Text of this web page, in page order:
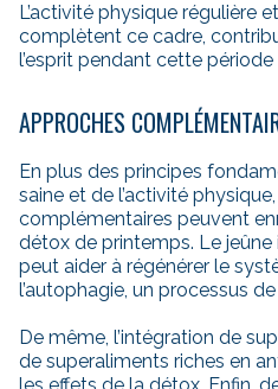
L’activité physique régulière
complètent ce cadre,
l’esprit pendant cette
APPROCHES
En plus des principes
saine et de l’activité
complémentaires peuvent
détox de printemps. Le
peut aider à régénérer le
l’autophagie, un processus
De même, l’intégration de
de superaliments riches en